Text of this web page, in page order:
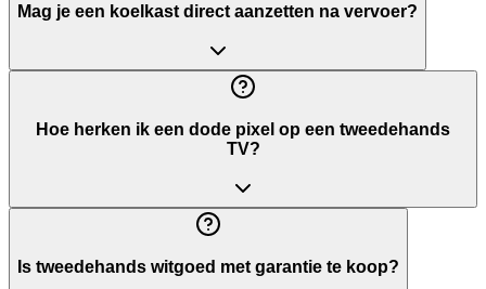
Mag je een koelkast direct aanzetten na vervoer?
Hoe herken ik een dode pixel op een tweedehands
TV?
Is tweedehands witgoed met garantie te koop?